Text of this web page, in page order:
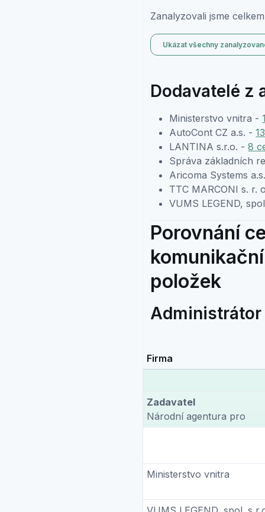
Zanalyzovali jsme
Ukázat všechny
Dodavatelé z
Ministerstvo vnitra -
AutoCont CZ a.s. -
LANTINA s.r.o. -8
Správa základních
Aricoma Systems
TTC MARCONI s. r.
VUMS LEGEND,
Porovnání
položek
Administrátor
Firma
Zadavatel
Národní agentura pro
Ministerstvo vnitra